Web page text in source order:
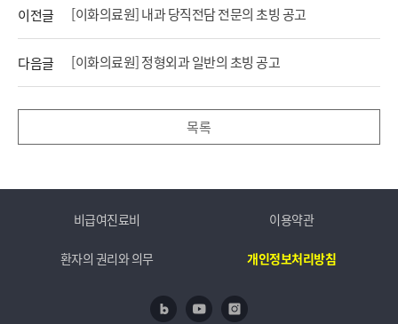
이전글 [이화의료원] 내과 당직전담 전문의 초빙 공고
다음글 [이화의료원] 정형외과 일반의 초빙 공고
목록
비급여진료비 이용약관
환자의 권리와 의무 개인정보처리방침
네이버 블로그
유투브